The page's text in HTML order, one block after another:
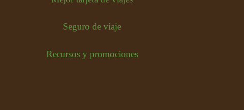
Seguro de viaje
Recursos y promociones